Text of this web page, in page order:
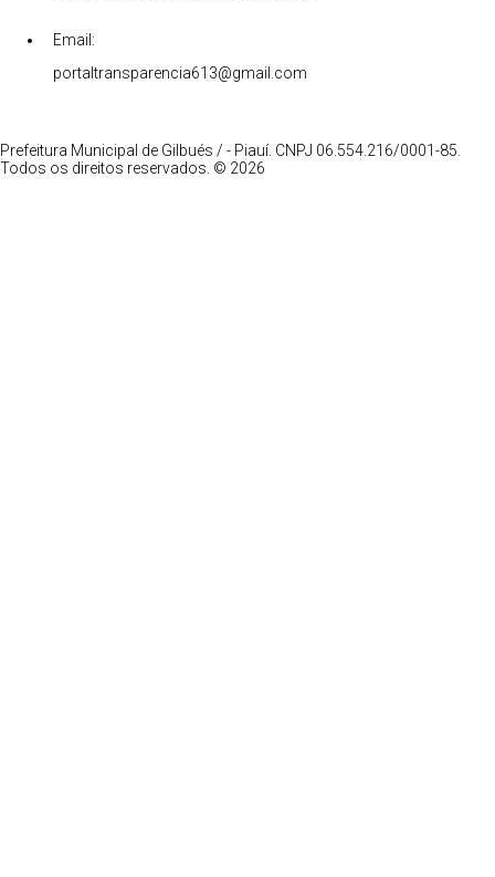
Email:
portaltransparencia613@gmail.com
Prefeitura Municipal de Gilbués / - Piauí. CNPJ 06.554.216/0001-85.
Todos os direitos reservados. © 2026